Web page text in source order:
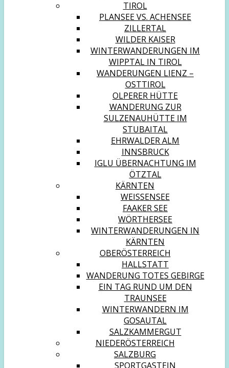
TIROL
PLANSEE VS. ACHENSEE
ZILLERTAL
WILDER KAISER
WINTERWANDERUNGEN IM
WIPPTAL IN TIROL
WANDERUNGEN LIENZ –
OSTTIROL
OLPERER HÜTTE
WANDERUNG ZUR
SULZENAUHÜTTE IM
STUBAITAL
EHRWALDER ALM
INNSBRUCK
IGLU ÜBERNACHTUNG IM
ÖTZTAL
KÄRNTEN
WEISSENSEE
FAAKER SEE
WÖRTHERSEE
WINTERWANDERUNGEN IN
KÄRNTEN
OBERÖSTERREICH
HALLSTATT
WANDERUNG TOTES GEBIRGE
EIN TAG RUND UM DEN
TRAUNSEE
WINTERWANDERN IM
GOSAUTAL
SALZKAMMERGUT
NIEDERÖSTERREICH
SALZBURG
SPORTGASTEIN